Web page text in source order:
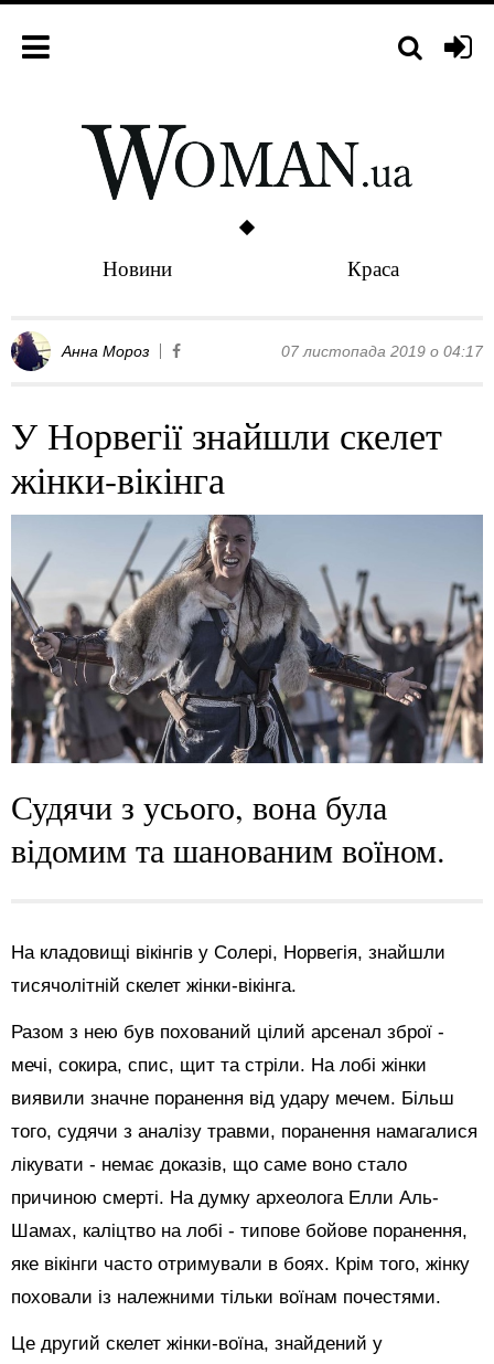
Новини Краса
Анна Мороз 07 листопада 2019 о 04:17
У Норвегії знайшли скелет
жінки-вікінга
Судячи з усього, вона була
відомим та шанованим воїном.
На кладовищі вікінгів у Солері, Норвегія, знайшли
тисячолітній скелет жінки-вікінга.
Разом з нею був похований цілий арсенал зброї -
мечі, сокира, спис, щит та стріли. На лобі жінки
виявили значне поранення від удару мечем. Більш
того, судячи з аналізу травми, поранення намагалися
лікувати - немає доказів, що саме воно стало
причиною смерті. На думку археолога Елли Аль-
Шамах, каліцтво на лобі - типове бойове поранення,
яке вікінги часто отримували в боях. Крім того, жінку
поховали із належними тільки воїнам почестями.
Це другий скелет жінки-воїна, знайдений у